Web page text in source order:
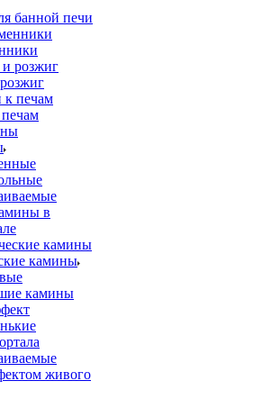
банной печи
в
камины
камины
живого